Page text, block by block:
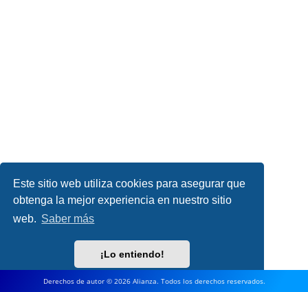
Este sitio web utiliza cookies para asegurar que
obtenga la mejor experiencia en nuestro sitio
web. Saber más
¡Lo entiendo!
Derechos de autor © 2026 Alianza. Todos los derechos reservados.